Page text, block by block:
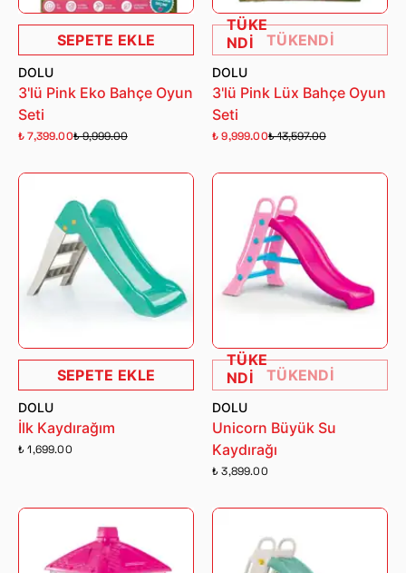
SEPETE EKLE
DOLU
3'lü Pink Eko Bahçe Oyun
Seti
₺ 7,399.00₺ 9,999.00
TÜKE
NDİ
TÜKENDİ
DOLU
3'lü Pink Lüx Bahçe Oyun
Seti
₺ 9,999.00₺ 13,597.00
SEPETE EKLE
DOLU
İlk Kaydırağım
₺ 1,699.00
TÜKE
NDİ
TÜKENDİ
DOLU
Unicorn Büyük Su
Kaydırağı
₺ 3,899.00